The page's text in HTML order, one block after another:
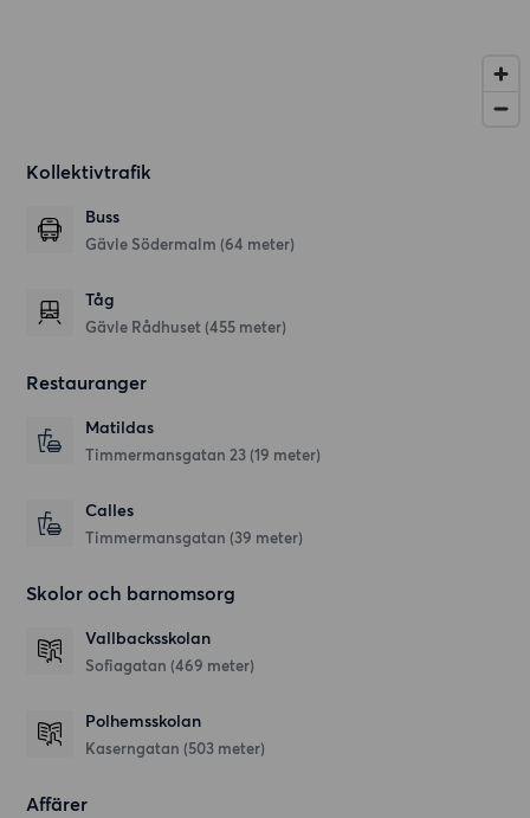
Kollektivtrafik
Buss
Gävle Södermalm (64 meter)
Tåg
Gävle Rådhuset (455 meter)
Restauranger
Matildas
Timmermansgatan 23 (19 meter)
Calles
Timmermansgatan (39 meter)
Skolor och barnomsorg
Vallbacksskolan
Sofiagatan (469 meter)
Polhemsskolan
Kaserngatan (503 meter)
Affärer